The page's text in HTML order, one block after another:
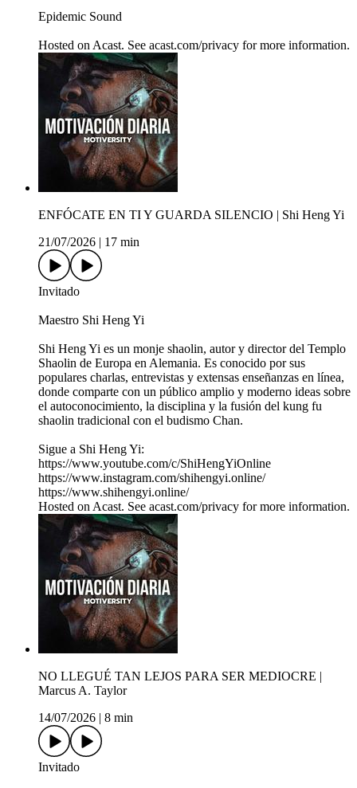
Epidemic Sound
Hosted on Acast. See acast.com/privacy for more information.
ENFÓCATE EN TI Y GUARDA SILENCIO | Shi Heng Yi
21/07/2026
17 min
Invitado
Maestro Shi Heng Yi
Shi Heng Yi es un monje shaolin, autor y director del Templo
Shaolin de Europa en Alemania. Es conocido por sus
populares charlas, entrevistas y extensas enseñanzas en línea,
donde comparte con un público amplio y moderno ideas sobre
el autoconocimiento, la disciplina y la fusión del kung fu
shaolin tradicional con el budismo Chan.
Sigue a Shi Heng Yi:
https://www.youtube.com/c/ShiHengYiOnline
https://www.instagram.com/shihengyi.online/
https://www.shihengyi.online/
Hosted on Acast. See acast.com/privacy for more information.
NO LLEGUÉ TAN LEJOS PARA SER MEDIOCRE |
Marcus A. Taylor
14/07/2026
8 min
Invitado